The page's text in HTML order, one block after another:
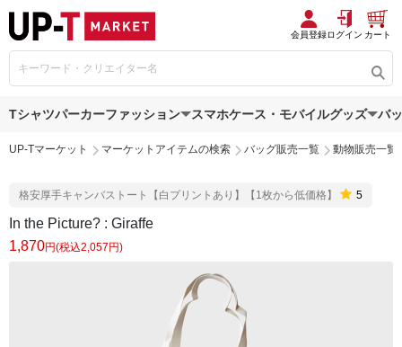
会員登録ログイン カート
Tシャツパーカーファッション スマホケース・モバイルグッズ バ
UP-Tマーケット マーケットアイテムの検索 バッグ販売一覧 動物販売一覧
格安厚手キャンバストート【白プリントあり】【1枚から低価格】 5
In the Picture? : Giraffe
1,870円(税込2,057円)